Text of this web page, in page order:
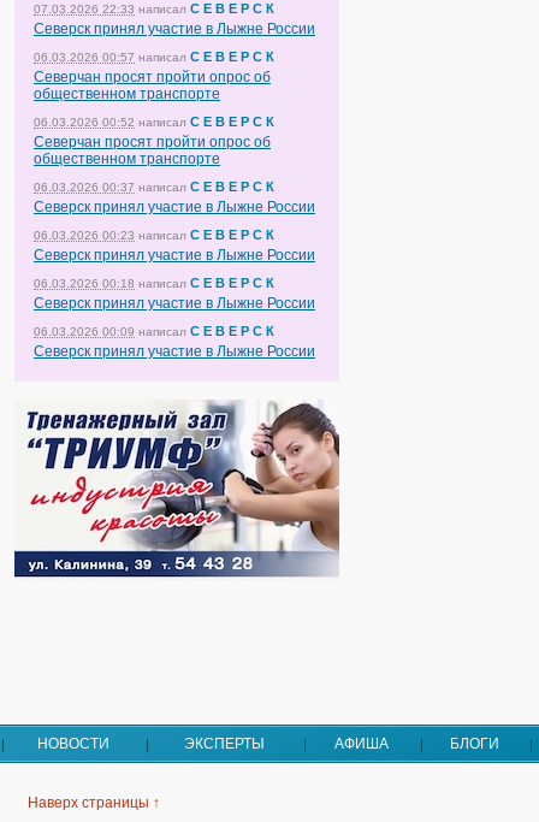
07.03.2026 22:33 написал С Е В Е Р С К
Северск принял участие в Лыжне России
06.03.2026 00:57 написал С Е В Е Р С К
Северчан просят пройти опрос об
общественном транспорте
06.03.2026 00:52 написал С Е В Е Р С К
Северчан просят пройти опрос об
общественном транспорте
06.03.2026 00:37 написал С Е В Е Р С К
Северск принял участие в Лыжне России
06.03.2026 00:23 написал С Е В Е Р С К
Северск принял участие в Лыжне России
06.03.2026 00:18 написал С Е В Е Р С К
Северск принял участие в Лыжне России
06.03.2026 00:09 написал С Е В Е Р С К
Северск принял участие в Лыжне России
НОВОСТИ ЭКСПЕРТЫ АФИША БЛОГИ
Наверх страницы ↑